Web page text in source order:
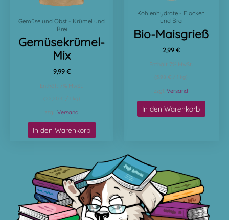
Gemüse und Obst - Krümel und
Brei
Gemüsekrümel-
Mix
9,99 €
Enthält 7% MwSt.
(22,20 € / 1 kg)
zzgl.Versand
In den Warenkorb
Kohlenhydrate - Flocken
und Brei
Bio-Maisgrieß
2,99 €
Enthält 7% MwSt.
(5,98 € / 1 kg)
zzgl.Versand
In den Warenkorb